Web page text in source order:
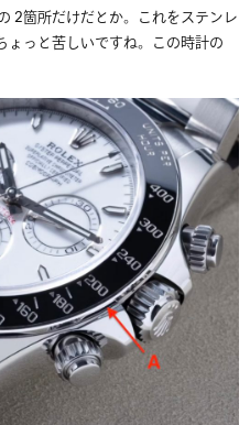
2箇所だけだとか。これをステンレ
っと苦しいですね。この時計の